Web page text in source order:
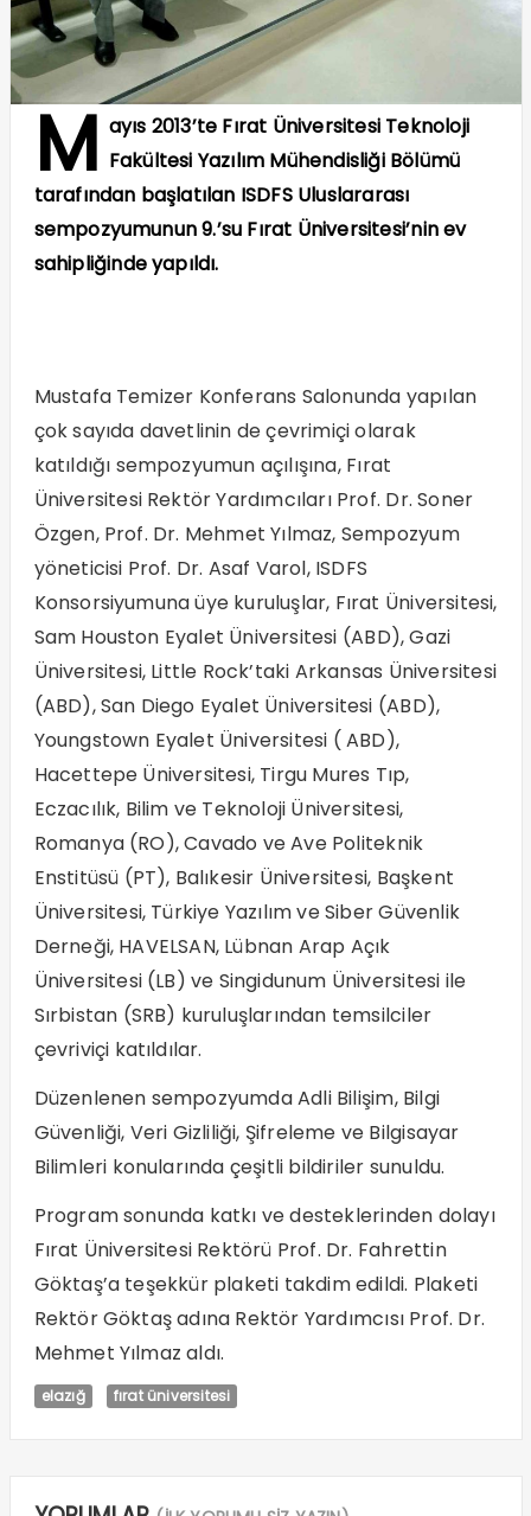
M ayıs 2013’te Fırat Üniversitesi Teknoloji
Fakültesi Yazılım Mühendisliği Bölümü
tarafından başlatılan ISDFS Uluslararası
sempozyumunun 9.’su Fırat Üniversitesi’nin ev
sahipliğinde yapıldı.
Mustafa Temizer Konferans Salonunda yapılan
çok sayıda davetlinin de çevrimiçi olarak
katıldığı sempozyumun açılışına, Fırat
Üniversitesi Rektör Yardımcıları Prof. Dr. Soner
Özgen, Prof. Dr. Mehmet Yılmaz, Sempozyum
yöneticisi Prof. Dr. Asaf Varol, ISDFS
Konsorsiyumuna üye kuruluşlar, Fırat Üniversitesi,
Sam Houston Eyalet Üniversitesi (ABD), Gazi
Üniversitesi, Little Rock’taki Arkansas Üniversitesi
(ABD), San Diego Eyalet Üniversitesi (ABD),
Youngstown Eyalet Üniversitesi ( ABD),
Hacettepe Üniversitesi, Tirgu Mures Tıp,
Eczacılık, Bilim ve Teknoloji Üniversitesi,
Romanya (RO), Cavado ve Ave Politeknik
Enstitüsü (PT), Balıkesir Üniversitesi, Başkent
Üniversitesi, Türkiye Yazılım ve Siber Güvenlik
Derneği, HAVELSAN, Lübnan Arap Açık
Üniversitesi (LB) ve Singidunum Üniversitesi ile
Sırbistan (SRB) kuruluşlarından temsilciler
çevriviçi katıldılar.
Düzenlenen sempozyumda Adli Bilişim, Bilgi
Güvenliği, Veri Gizliliği, Şifreleme ve Bilgisayar
Bilimleri konularında çeşitli bildiriler sunuldu.
Program sonunda katkı ve desteklerinden dolayı
Fırat Üniversitesi Rektörü Prof. Dr. Fahrettin
Göktaş’a teşekkür plaketi takdim edildi. Plaketi
Rektör Göktaş adına Rektör Yardımcısı Prof. Dr.
Mehmet Yılmaz aldı.
elazığ fırat üniversitesi